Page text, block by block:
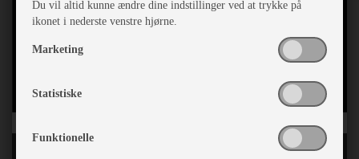
Løse letvægtsstænger CarbonX og Fiber
Du vil altid kunne ændre dine indstillinger ved at trykke på
ikonet i nederste venstre hjørne.
Marketing
Statistiske
Funktionelle